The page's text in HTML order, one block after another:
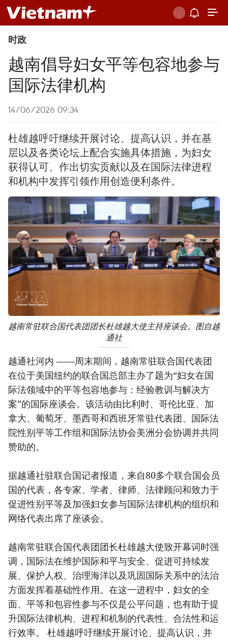
时政
越南倡导妇女平等包容地参与
国际法律机构
14/06/2026 09:34
杜雄越呼吁继续开展讨论、提高认识，并在基
层以及各类论坛上配合实施具体措施，为妇女
获得认可、作出切实贡献以及在国际法律进程
和机构中发挥引领作用创造便利条件。
越南常驻联合国代表团团长杜雄越大使主持座谈会。图自越
通社
越通社河内 ——周末期间，越南常驻联合国代表团
在位于美国纽约的联合国总部主办了题为“妇女在国
际法领域中的平等包容地参与：经验教训与解决方
案”的国际座谈会。该活动由比利时、哥伦比亚、加
拿大、葡萄牙、墨西哥和西班牙常驻代表团、国际法
院性别平等工作组和国际法协会美洲分会协调并共同
赞助的。
据越通社驻联合国记者报道，来自80多个联合国会员
国的代表，各专家、学者、律师、法律顾问和致力于
促进性别平等及加强妇女参与国际法律机构的组织和
网络代表出席了座谈会。
越南常驻联合国代表团团长杜雄越大使致开幕词时强
调，国际法在维护国际和平与安全、促进可持续发
展、保护人权、治理海洋以及巩固国际关系中的法治
方面发挥着基础性作用。在这一进程中，妇女的全
面、平等和包容性参与不仅是公平问题，也有助于提
升国际法律机构、进程和机制的代表性、合法性和运
行效率。 杜雄越呼吁继续开展讨论、提高认识，并